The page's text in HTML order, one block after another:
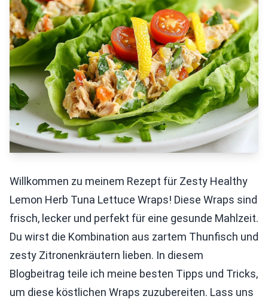
Willkommen zu meinem Rezept für Zesty Healthy
Lemon Herb Tuna Lettuce Wraps! Diese Wraps sind
frisch, lecker und perfekt für eine gesunde Mahlzeit.
Du wirst die Kombination aus zartem Thunfisch und
zesty Zitronenkräutern lieben. In diesem
Blogbeitrag teile ich meine besten Tipps und Tricks,
um diese köstlichen Wraps zuzubereiten. Lass uns